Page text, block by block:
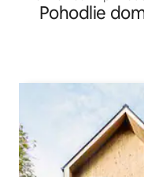
Pohodlie